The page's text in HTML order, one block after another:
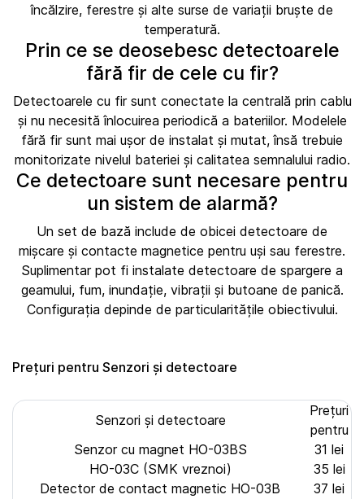
încălzire, ferestre și alte surse de variații bruște de
temperatură.
Prin ce se deosebesc detectoarele
fără fir de cele cu fir?
Detectoarele cu fir sunt conectate la centrală prin cablu
și nu necesită înlocuirea periodică a bateriilor. Modelele
fără fir sunt mai ușor de instalat și mutat, însă trebuie
monitorizate nivelul bateriei și calitatea semnalului radio.
Ce detectoare sunt necesare pentru
un sistem de alarmă?
Un set de bază include de obicei detectoare de
mișcare și contacte magnetice pentru uși sau ferestre.
Suplimentar pot fi instalate detectoare de spargere a
geamului, fum, inundație, vibrații și butoane de panică.
Configurația depinde de particularitățile obiectivului.
Prețuri pentru Senzori și detectoare
Senzori și detectoare
Prețuri
pentru
Senzor cu magnet HO-03BS
31 lei
HO-03C (SMK vreznoi)
35 lei
Detector de contact magnetic HO-03B
37 lei